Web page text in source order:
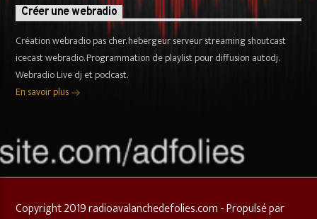
Créer une webradio
Création webradio pas cher. hebergeur serveur streaming shoutcast
icecast webradio. Programmation de playlist pour diffusion autodj.
Webradio Live dj et podcast.
En savoir plus
Copyright 2019 radioavalanchedefolies.com - Propulsé par